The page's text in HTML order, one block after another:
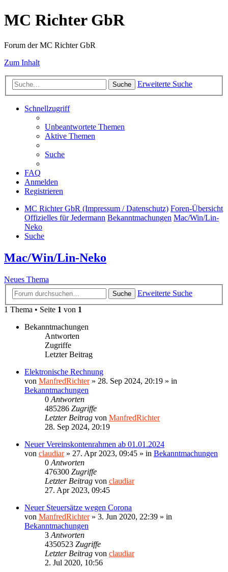
MC Richter GbR
Forum der MC Richter GbR
Zum Inhalt
Suche Erweiterte Suche
Schnellzugriff
Unbeantwortete Themen
Aktive Themen
Suche
FAQ
Anmelden
Registrieren
MC Richter GbR (Impressum / Datenschutz) Foren-Übersicht
Offizielles für Jedermann Bekanntmachungen Mac/Win/Lin-
Neko
Suche
Mac/Win/Lin-Neko
Neues Thema
Suche
Erweiterte Suche
1 Thema • Seite 1 von 1
Bekanntmachungen
Antworten
Zugriffe
Letzter Beitrag
Elektronische Rechnung
von ManfredRichter» 28. Sep 2024, 20:19 » in
Bekanntmachungen
0 Antworten
485286 Zugriffe
Letzter Beitrag von ManfredRichter
28. Sep 2024, 20:19
Neuer Vereinskontenrahmen ab 01.01.2024
von claudiar» 27. Apr 2023, 09:45 » in Bekanntmachungen
0 Antworten
476300 Zugriffe
Letzter Beitrag von claudiar
27. Apr 2023, 09:45
Neuer Steuersätze wegen Corona
von ManfredRichter» 3. Jun 2020, 22:39 » in
Bekanntmachungen
3 Antworten
4350523 Zugriffe
Letzter Beitrag von claudiar
2. Jul 2020, 10:56